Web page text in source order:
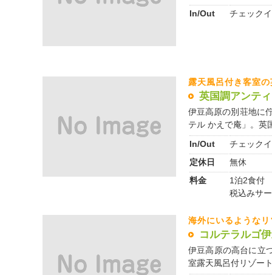
In/Out
チェック
露天風呂付き客室
英国調アンテ
伊豆高原の別荘地に
テル かえで庵」。英
In/Out
チェック
定休日
無休
料金
1泊2食付
税込みサ
海外にいるような
コルテラルゴ
伊豆高原の高台に立
室露天風呂付リゾー